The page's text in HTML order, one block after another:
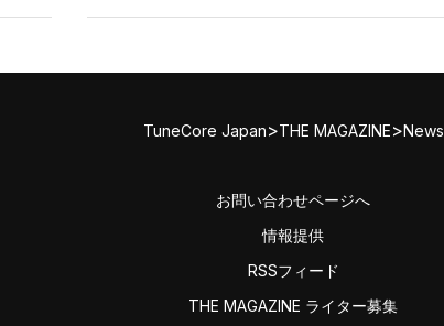
TuneCore Japan>THE MAGAZINE>News
お問い合わせページへ
情報提供
RSSフィード
THE MAGAZINE ライター募集